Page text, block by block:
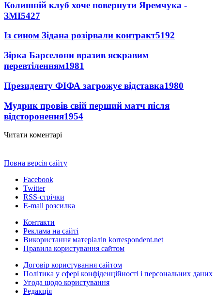
Колишній клуб хоче повернути Яремчука -
ЗМІ5427
Із сином Зідана розірвали контракт5192
Зірка Барселони вразив яскравим
перевтіленням1981
Президенту ФІФА загрожує відставка1980
Мудрик провів свій перший матч після
відсторонення1954
Читати коментарі
Повна версія сайту
Facebook
Twitter
RSS-стрічки
E-mail розсилка
Контакти
Реклама на сайті
Використання матеріалів korrespondent.net
Правила користування сайтом
Договір користування сайтом
Політика у сфері конфіденційності і персональних даних
Угода щодо користування
Редакція